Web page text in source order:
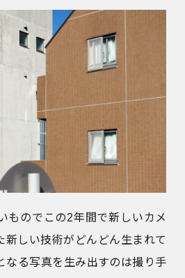
ものでこの2年間で新しいカメ
新しい技術がどんどん生まれて
なる写真を生み出すのは撮り手